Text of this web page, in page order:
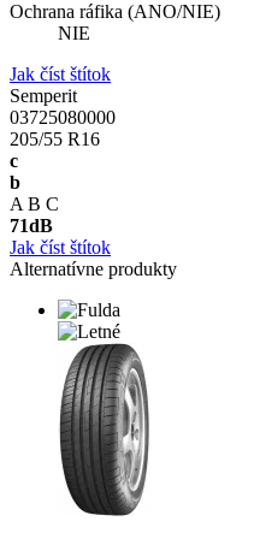
Ochrana ráfika (ANO/NIE)
NIE
Jak číst štítok
Semperit
03725080000
205/55 R16
c
b
A B C
71dB
Jak číst štítok
Alternatívne produkty